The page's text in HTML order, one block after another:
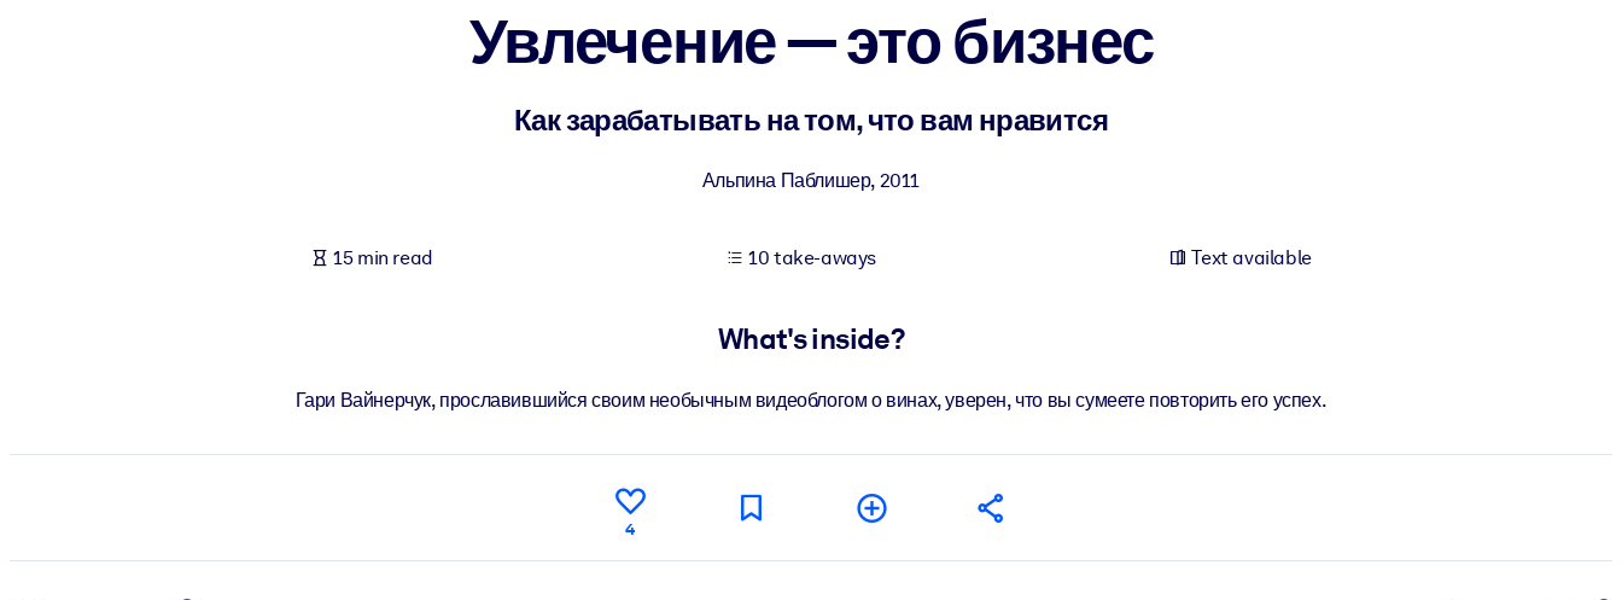
Fuel your AI systems with reliable, structured knowledge to improve outputs.
Увлечение — это бизнес
Как зарабатывать на том, что вам нравится
Альпина Паблишер, 2011
15 min read 10 take-aways Text available
What's inside?
Гари Вайнерчук, прославившийся своим необычным видеоблогом о винах, уверен, что вы сумеете повторить его успех.
4